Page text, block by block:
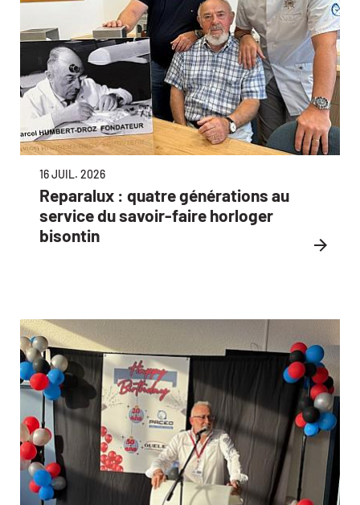
16 JUIL. 2026
Reparalux : quatre générations au
service du savoir-faire horloger
bisontin